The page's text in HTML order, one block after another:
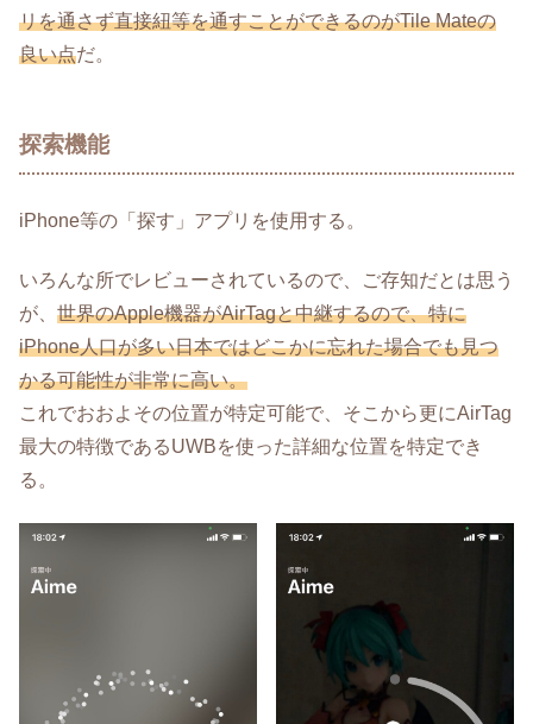
リを通さず直接紐等を通すことができるのがTile Mateの
良い点だ。
探索機能
iPhone等の「探す」アプリを使用する。
いろんな所でレビューされているので、ご存知だとは思う
が、 世界のApple機器がAirTagと中継するので、特に
iPhone人口が多い日本ではどこかに忘れた場合でも見つ
かる可能性が非常に高い。
これでおおよその位置が特定可能で、そこから更にAirTag
最大の特徴であるUWBを使った詳細な位置を特定でき
る。